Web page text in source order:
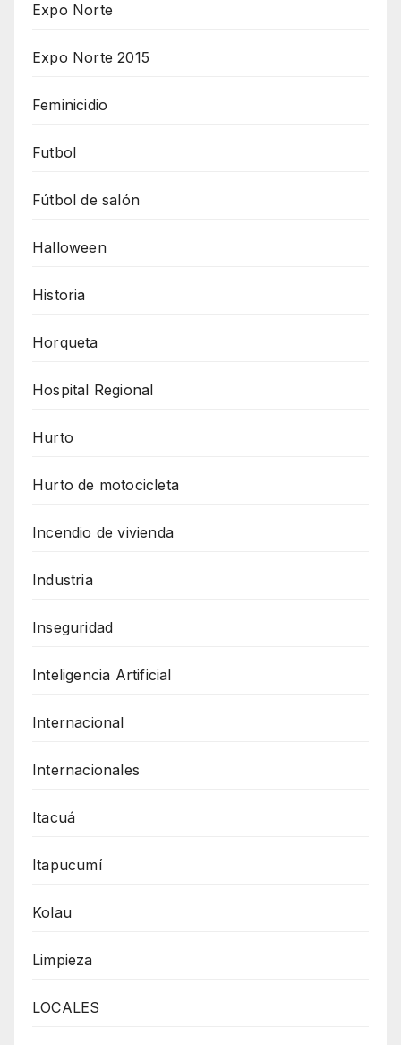
Expo Norte
Expo Norte 2015
Feminicidio
Futbol
Fútbol de salón
Halloween
Historia
Horqueta
Hospital Regional
Hurto
Hurto de motocicleta
Incendio de vivienda
Industria
Inseguridad
Inteligencia Artificial
Internacional
Internacionales
Itacuá
Itapucumí
Kolau
Limpieza
LOCALES